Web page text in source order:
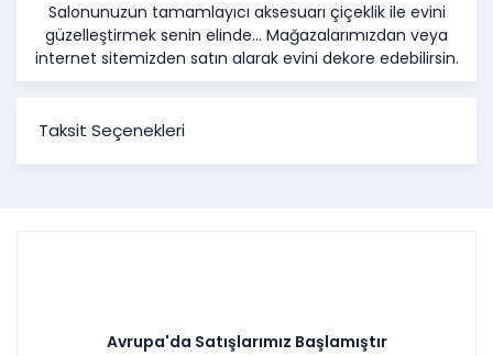
Salonunuzun tamamlayıcı aksesuarı çiçeklik ile evini
güzelleştirmek senin elinde... Mağazalarımızdan veya
internet sitemizden satın alarak evini dekore edebilirsin.
Taksit Seçenekleri
Avrupa'da Satışlarımız Başlamıştır